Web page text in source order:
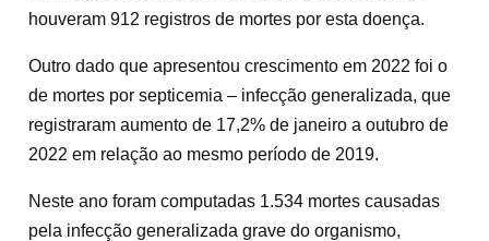
houveram 912 registros de mortes por esta doença.
Outro dado que apresentou crescimento em 2022 foi o
de mortes por septicemia – infecção generalizada, que
registraram aumento de 17,2% de janeiro a outubro de
2022 em relação ao mesmo período de 2019.
Neste ano foram computadas 1.534 mortes causadas
pela infecção generalizada grave do organismo,